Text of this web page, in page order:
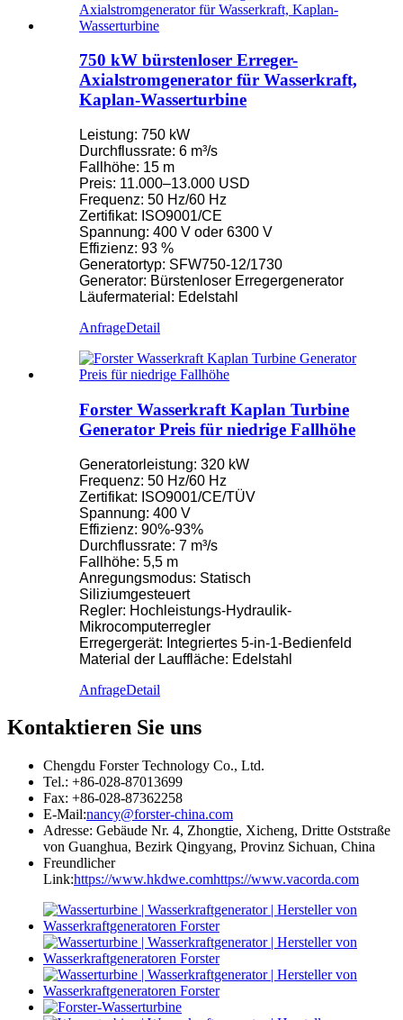
750 kW bürstenloser Erreger-
Axialstromgenerator für Wasserkraft,
Kaplan-Wasserturbine
Leistung: 750 kW
Durchflussrate: 6 m³/s
Fallhöhe: 15 m
Preis: 11.000–13.000 USD
Frequenz: 50 Hz/60 Hz
Zertifikat: ISO9001/CE
Spannung: 400 V oder 6300 V
Effizienz: 93 %
Generatortyp: SFW750-12/1730
Generator: Bürstenloser Erregergenerator
Läufermaterial: Edelstahl
AnfrageDetail
Forster Wasserkraft Kaplan Turbine
Generator Preis für niedrige Fallhöhe
Generatorleistung: 320 kW
Frequenz: 50 Hz/60 Hz
Zertifikat: ISO9001/CE/TÜV
Spannung: 400 V
Effizienz: 90%-93%
Durchflussrate: 7 m³/s
Fallhöhe: 5,5 m
Anregungsmodus: Statisch
Siliziumgesteuert
Regler: Hochleistungs-Hydraulik-
Mikrocomputerregler
Erregergerät: Integriertes 5-in-1-Bedienfeld
Material der Lauffläche: Edelstahl
AnfrageDetail
Kontaktieren Sie uns
Chengdu Forster Technology Co., Ltd.
Tel.: +86-028-87013699
Fax: +86-028-87362258
E-Mail:nancy@forster-china.com
Adresse: Gebäude Nr. 4, Zhongtie, Xicheng, Dritte Oststraße
von Guanghua, Bezirk Qingyang, Provinz Sichuan, China
Freundlicher
Link:https://www.hkdwe.comhttps://www.vacorda.com